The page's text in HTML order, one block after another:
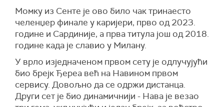
Момку из Сенте је ово било чак тринаесто
челенџер финале у каријери, прво од 2023.
године и Сардиније, а прва титула још од 2018.
године када је славио у Милану.
У врло изједначеном првом сету је одлучујући
био брејк Ђереа већ на Навином првом
сервису. Довољно да се одржи дистанца.
Други сет је био динамичнији - Нава је везао